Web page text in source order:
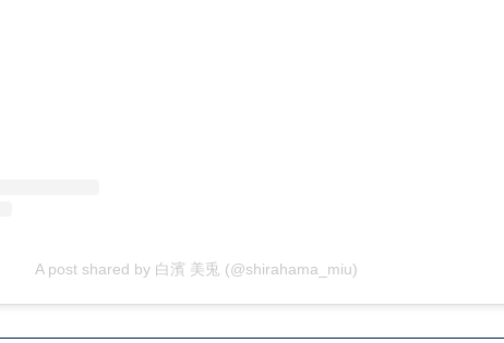
A post shared by 白濱 美兎 (@shirahama_miu)